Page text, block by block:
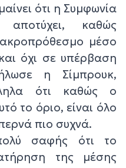
ότι η Συμφωνία
καθώς
μέσο
όχι σε υπέρβαση
η Σίμπρουκ,
ότι καθώς ο
το όριο, είναι όλο
πιο συχνά.
σαφής ότι το
της μέσης